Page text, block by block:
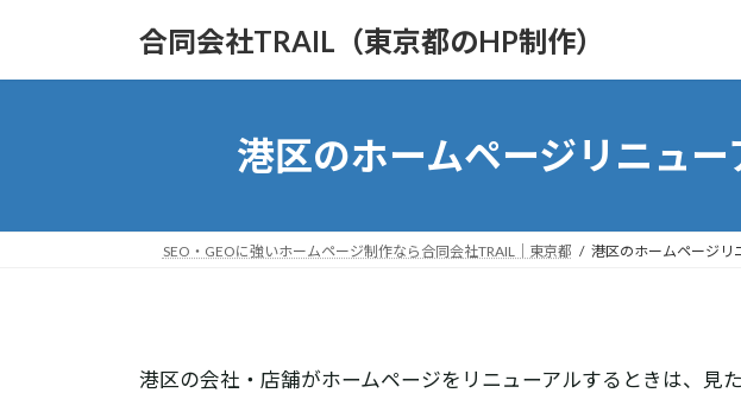
合同会社TRAIL（東京都のHP制作）
港区のホームページリニュ
SEO・GEOに強いホームページ制作なら合同会社TRAIL｜東京都 港区のホームページリ
港区の会社・店舗がホームページをリニューアルするときは、見